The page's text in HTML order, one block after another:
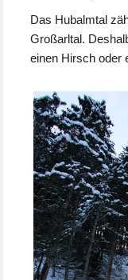
Das Hubalmtal
Großarltal.
einen Hirsch oder